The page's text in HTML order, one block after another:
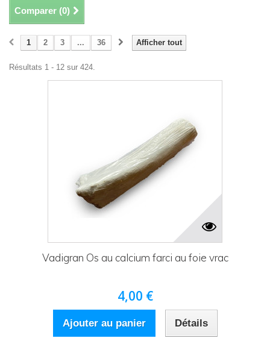
Comparer (0)
Afficher tout
1 2 3 ... 36
Résultats 1 - 12 sur 424.
Vadigran Os au calcium farci au foie vrac
4,00 €
Ajouter au panier Détails